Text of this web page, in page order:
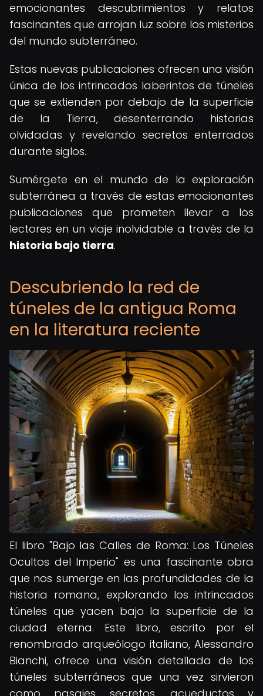
emocionantes descubrimientos y relatos
fascinantes que arrojan luz sobre los misterios
del mundo subterráneo.
Estas nuevas publicaciones ofrecen una visión
única de los intrincados laberintos de túneles
que se extienden por debajo de la superficie
de la Tierra, desenterrando historias
olvidadas y revelando secretos enterrados
durante siglos.
Sumérgete en el mundo de la exploración
subterránea a través de estas emocionantes
publicaciones que prometen llevar a los
lectores en un viaje inolvidable a través de la
historia bajo tierra.
Descubriendo la red de
túneles de la antigua Roma
en la literatura reciente
El libro "Bajo las Calles de Roma: Los Túneles
Ocultos del Imperio" es una fascinante obra
que nos sumerge en las profundidades de la
historia romana, explorando los intrincados
túneles que yacen bajo la superficie de la
ciudad eterna. Este libro, escrito por el
renombrado arqueólogo italiano, Alessandro
Bianchi, ofrece una visión detallada de los
túneles subterráneos que una vez sirvieron